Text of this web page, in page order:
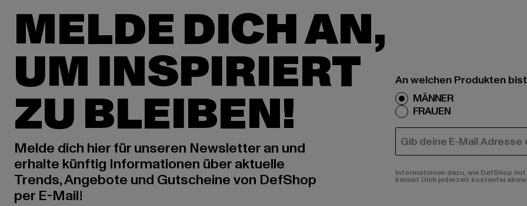
MELDE DICH AN,
UM INSPIRIERT
ZU BLEIBEN!
Melde dich hier für unseren Newsletter an und
erhalte künftig Informationen über aktuelle
Trends, Angebote und Gutscheine von DefShop
per E-Mail!
An welchen Produkten
MÄNNER
FRAUEN
E-MAIL
Informationen dazu, wie DefShop
kannst Dich jederzeit kostenfei